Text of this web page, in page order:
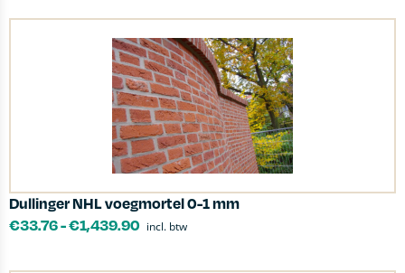
Dullinger NHL voegmortel 0-1 mm
€33.76-€1,439.90 incl. btw